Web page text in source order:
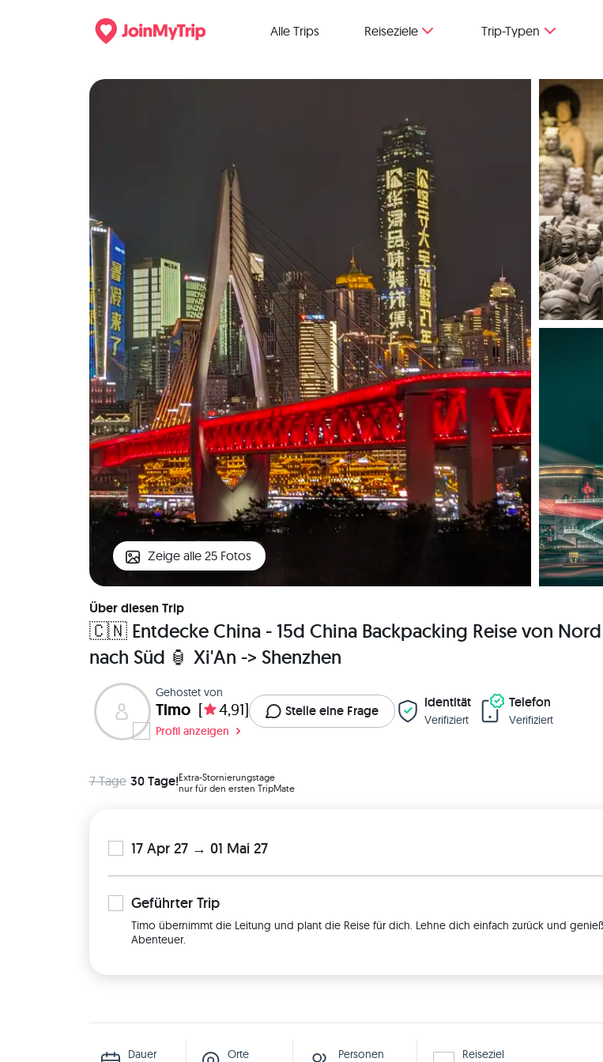
Alle Trips Reiseziele Trip-Typen
Zeige alle 25 Fotos
Über diesen Trip
🇨🇳 Entdecke China - 15d China Backpacking Reise von Nord
nach Süd 🏮 Xi'An -> Shenzhen
Gehostet von
Timo [ 4,91]
Profil anzeigen
Stelle eine Frage
Identität
Verifiziert
Telefon
Verifiziert
7 Tage 30 Tage!Extra-Stornierungstage
nur für den ersten TripMate
17 Apr 27 → 01 Mai 27
Geführter Trip
Timo übernimmt die Leitung und plant die Reise für dich. Lehne dich einfach zurück und
Abenteuer.
Dauer Orte Personen Reiseziel